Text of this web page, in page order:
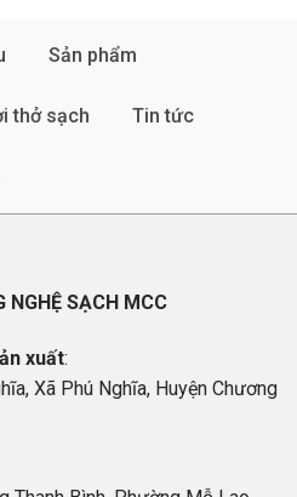
Sản phẩm
thở sạch Tin tức
NGHỆ SẠCH MCC
xuất:
Xã Phú Nghĩa, Huyện Chương